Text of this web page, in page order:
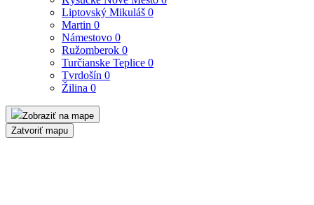
Liptovský Mikuláš 0
Martin 0
Námestovo 0
Ružomberok 0
Turčianske Teplice 0
Tvrdošín 0
Žilina 0
Zobraziť na mape
Zatvoriť mapu